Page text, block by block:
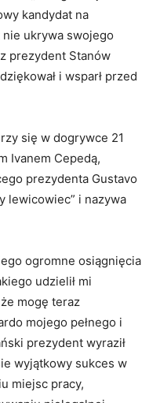
kandydat na
nie ukrywa swojego
prezydent Stanów
i wsparł przed
się w dogrywce 21
Ivanem Cepedą,
prezydenta Gustavo
lewicowiec” i nazywa
ogromne osiągnięcia
udzielił mi
mogę teraz
mojego pełnego i
prezydent wyraził
wyjątkowy sukces w
miejsc pracy,